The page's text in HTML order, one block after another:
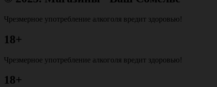
Чрезмерное употребление алкоголя вредит здоровью!
18+
Чрезмерное употребление алкоголя вредит здоровью!
18+